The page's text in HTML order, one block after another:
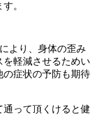
。
より、身体の歪み
軽減させるためい
の症状の予防も期待
通って頂くけると健